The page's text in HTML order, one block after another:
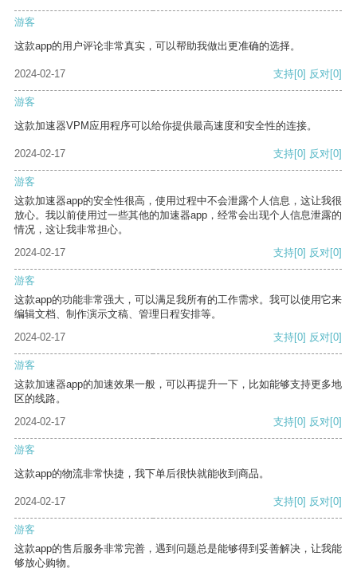
游客
这款app的用户评论非常真实，可以帮助我做出更准确的选择。
2024-02-17 支持[0] 反对[0]
游客
这款加速器VPM应用程序可以给你提供最高速度和安全性的连接。
2024-02-17 支持[0] 反对[0]
游客
这款加速器app的安全性很高，使用过程中不会泄露个人信息，这让我很
放心。我以前使用过一些其他的加速器app，经常会出现个人信息泄露的
情况，这让我非常担心。
2024-02-17
支持[0] 反对[0]
游客
这款app的功能非常强大，可以满足我所有的工作需求。我可以使用它来
编辑文档、制作演示文稿、管理日程安排等。
2024-02-17
支持[0] 反对[0]
游客
这款加速器app的加速效果一般，可以再提升一下，比如能够支持更多地
区的线路。
2024-02-17
支持[0] 反对[0]
游客
这款app的物流非常快捷，我下单后很快就能收到商品。
2024-02-17 支持[0] 反对[0]
游客
这款app的售后服务非常完善，遇到问题总是能够得到妥善解决，让我能
够放心购物。